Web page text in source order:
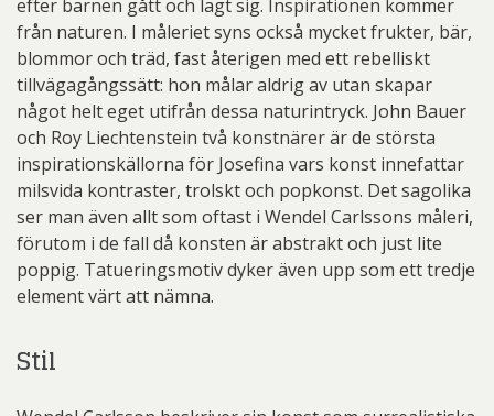
efter barnen gått och lagt sig. Inspirationen kommer
från naturen. I måleriet syns också mycket frukter, bär,
blommor och träd, fast återigen med ett rebelliskt
tillvägagångssätt: hon målar aldrig av utan skapar
något helt eget utifrån dessa naturintryck. John Bauer
och Roy Liechtenstein två konstnärer är de största
inspirationskällorna för Josefina vars konst innefattar
milsvida kontraster, trolskt och popkonst. Det sagolika
ser man även allt som oftast i Wendel Carlssons måleri,
förutom i de fall då konsten är abstrakt och just lite
poppig. Tatueringsmotiv dyker även upp som ett tredje
element värt att nämna.
Stil